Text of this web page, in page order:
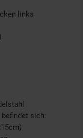
links
sich: